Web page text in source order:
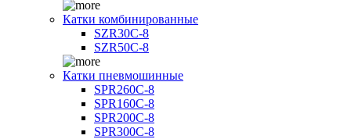
Катки комбинированные
SZR30C-8
SZR50C-8
Катки пневмошинные
SPR260C-8
SPR160C-8
SPR200C-8
SPR300C-8